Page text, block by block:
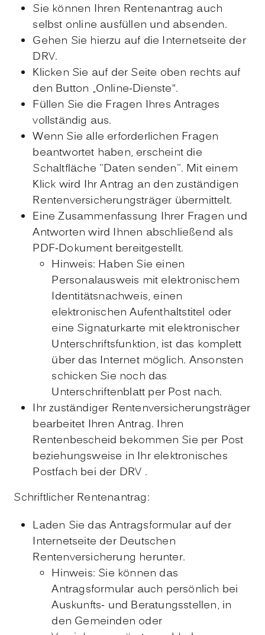
Sie können Ihren Rentenantrag auch
selbst online ausfüllen und absenden.
Gehen Sie hierzu auf die Internetseite der
DRV.
Klicken Sie auf der Seite oben rechts auf
den Button „Online-Dienste“.
Füllen Sie die Fragen Ihres Antrages
vollständig aus.
Wenn Sie alle erforderlichen Fragen
beantwortet haben, erscheint die
Schaltfläche "Daten senden". Mit einem
Klick wird Ihr Antrag an den zuständigen
Rentenversicherungsträger übermittelt.
Eine Zusammenfassung Ihrer Fragen und
Antworten wird Ihnen abschließend als
PDF-Dokument bereitgestellt.
Hinweis: Haben Sie einen
Personalausweis mit elektronischem
Identitätsnachweis, einen
elektronischen Aufenthaltstitel oder
eine Signaturkarte mit elektronischer
Unterschriftsfunktion, ist das komplett
über das Internet möglich. Ansonsten
schicken Sie noch das
Unterschriftenblatt per Post nach.
Ihr zuständiger Rentenversicherungsträger
bearbeitet Ihren Antrag. Ihren
Rentenbescheid bekommen Sie per Post
beziehungsweise in Ihr elektronisches
Postfach bei der DRV .
Schriftlicher Rentenantrag:
Laden Sie das Antragsformular auf der
Internetseite der Deutschen
Rentenversicherung herunter.
Hinweis: Sie können das
Antragsformular auch persönlich bei
Auskunfts-­ und Beratungsstellen, in
den Gemeinden oder